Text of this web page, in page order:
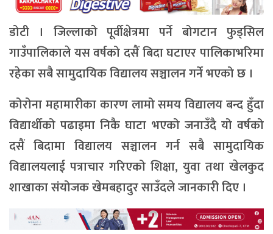
डोटी । जिल्लाको पूर्वीक्षेत्रमा पर्ने बोगटान फुड्सिल
गाउँपालिकाले यस वर्षको दसैं बिदा घटाएर पालिकाभरिमा
रहेका सबै सामुदायिक विद्यालय सञ्चालन गर्ने भएको छ ।
कोरोना महामारीका कारण लामो समय विद्यालय बन्द हुँदा
विद्यार्थीको पढाइमा निकै घाटा भएको जनाउँदै यो वर्षको
दसैं बिदामा विद्यालय सञ्चालन गर्न सबै सामुदायिक
विद्यालयलाई पत्राचार गरिएको शिक्षा, युवा तथा खेलकुद
शाखाका संयोजक खेमबहादुर साउँदले जानकारी दिए ।